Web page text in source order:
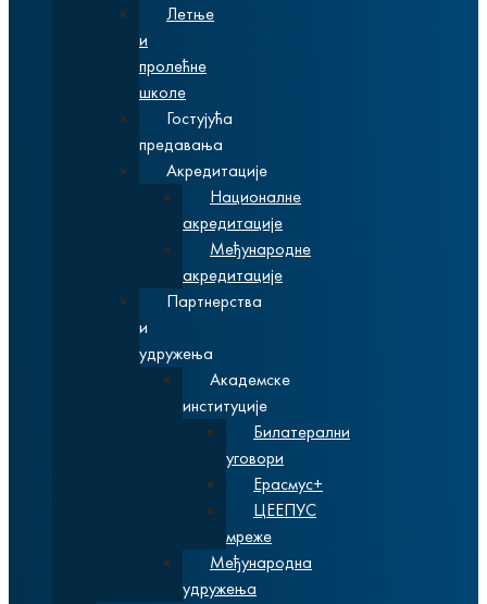
Летње
и
пролећне
школе
Гостујућа
предавања
Акредитације
Националне
акредитације
Међународне
акредитације
Партнерства
и
удружења
Академске
институције
Билатерални
уговори
Ерасмус+
ЦЕЕПУС
мреже
Међународна
удружења